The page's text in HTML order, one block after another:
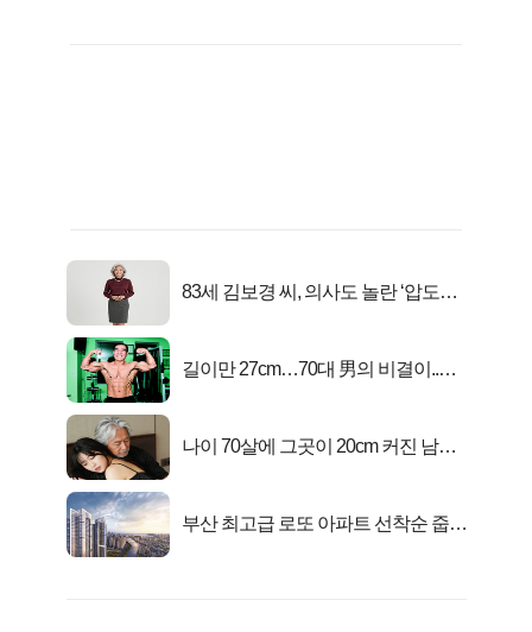
83세 김보경 씨, 의사도 놀란 ‘압도적
길이만 27cm…70대 男의 비결이..충
나이 70살에 그곳이 20cm 커진 남자..
부산 최고급 로또 아파트 선착순 줍줍